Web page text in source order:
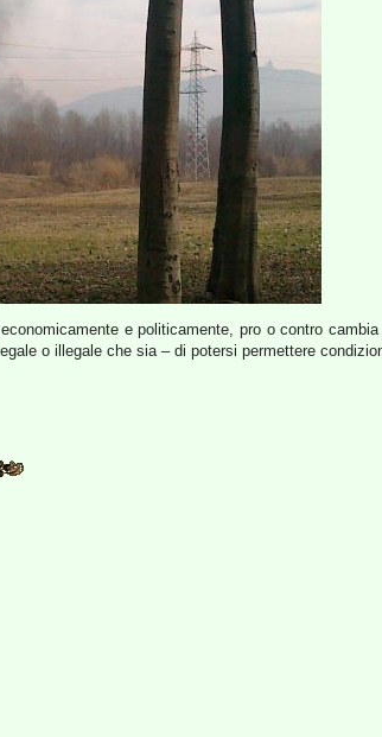
e politicamente, pro o contro
o illegale che sia – di potersi permettere